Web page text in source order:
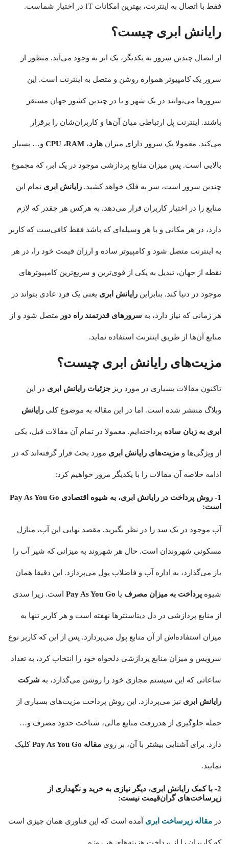
فقط با اتصال به اینترنت، بهترین امکانات IT در اختیار شماست.
رایانش ابری چیست؟
از اتصال چندین سرور به یکدیگر، یک ابر به وجود می‌آید. منظور از
سرور یک کامپیوتر همواره روشن و متصل به اینترنت است. این
سرورها می‌توانند در یک شهر و یا در چندین کشور جهان مستقر
باشند. اینترنت پل ارتباطی میان آن‌ها و کاربران‌شان را برقرار
می‌‍‌‌‌کند. معمولا یک سرور دارای میزان هارد، CPU ،RAM و… بسیار
بالایی است. پس میزان منابع پردازشی موجود در یک ابر، که مجموع
چندین سرور است، سر به فلک خواهد کشید. رایانش ابری تمام این
منابع را در اختیار کاربران قرار می‌دهد. به هرکس هر چقدر که لازم
دارد، در هر مکانی و با هر وسیله‌ای که باشد فقط کافی‌ست که کاربر
به اینترنت متصل شود و کامپیوتر ساده و ارزان قیمت خود را، در هر
نقطه از جهان، تبدیل به یکی از قوی‌ترین و سریع‌ترین کامپیوترهای
موجود در دنیا کند. بنابراین رایانش ابری یعنی یک فرد عادی بتواند در
هر زمانی که نیاز دارد، به سرورهای قدرتمند راه دور متصل شود و از
منابع آن‌ها از طریق اینترنت استفاده نماید.
مزیت‌های رایانش ابری چیست؟
تاکنون مقالات بسیاری در مورد ریز جزئیات رایانش ابری در این
وبلاگ منتشر شده است. اما در این مقاله به موضوع کلی رایانش
ابری به زبان ساده پرداخته‌ایم. معمولا در تمام آن مقالات قبل، یکی
از ویژگی‌ها و مزیت‌های رایانش ابری مورد بحث قرار گرفته‌اند که در
ادامه خلاصه آن مقالات را با یکدیگر مرور خواهیم کرد:
1- روش پرداخت در رایانش ابری، به شیوه اقتصادی Pay As You Go
است:
آب موجود در یک سد را در نظر بگیرید. مقصد نهایی این آب، منازل
مسکونی شهروندان است. حال هر شهروند به میزانی که شیر آب را
باز می‌گذارد، به اداره آب و فاضلاب پول می‌پردازد. این دقیقا همان
شیوه پرداخت به میزان مصرف یا Pay As You Go است. زیرا سدی
از منابع پردازشی در دل دیتاسنترها نهفته‌ است و هر کاربر تنها به
میزان استفاده‌اش از آن منابع پول می‌پردازد. پس از این که کاربر نوع
سرویس و میزان منابع پردازشی دلخواه خود را انتخاب کرد، به تعداد
ساعاتی که این سیستم مجازی خود را روشن می‌گذارد، به شرکت
رایانش ابری نیز می‌پردازد. این روش پرداخت مزیت‌های بسیاری از
جمله جلوگیری از هدررفت منابع مالی، شناخت حدود مصرف و…
دارد. برای آشنایی بیشتر با آن، بر روی مقاله Pay As You Go کلیک
نمایید.
2- با کمک رایانش ابری، دیگر نیازی به خرید و نگهداری از
زیرساخت‌های گران‌قیمت نیست:
در مقاله زیرساخت ابری آمده است که این فناوری همان چیزی‌ است
که کاربران را از پرداخت هزینه‌های هر روزه‌‌